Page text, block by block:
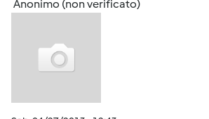
Anonimo (non verificato)